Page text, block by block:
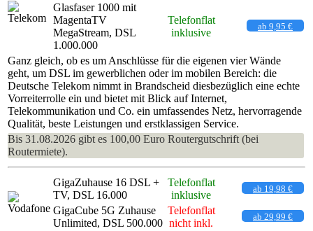
Glasfaser 1000 mit
MagentaTV
MegaStream, DSL
1.000.000
Telefonflat
inklusive
ab 9,95 €
Ganz gleich, ob es um Anschlüsse für die eigenen vier Wände
geht, um DSL im gewerblichen oder im mobilen Bereich: die
Deutsche Telekom nimmt in Brandscheid diesbezüglich eine echte
Vorreiterrolle ein und bietet mit Blick auf Internet,
Telekommunikation und Co. ein umfassendes Netz, hervorragende
Qualität, beste Leistungen und erstklassigen Service.
Bis 31.08.2026 gibt es 100,00 Euro Routergutschrift (bei
Routermiete).
GigaZuhause 16 DSL +
TV, DSL 16.000
Telefonflat
inklusive
ab 19,98 €
GigaCube 5G Zuhause
Unlimited, DSL 500.000
Telefonflat
nicht inkl.
ab 29,99 €